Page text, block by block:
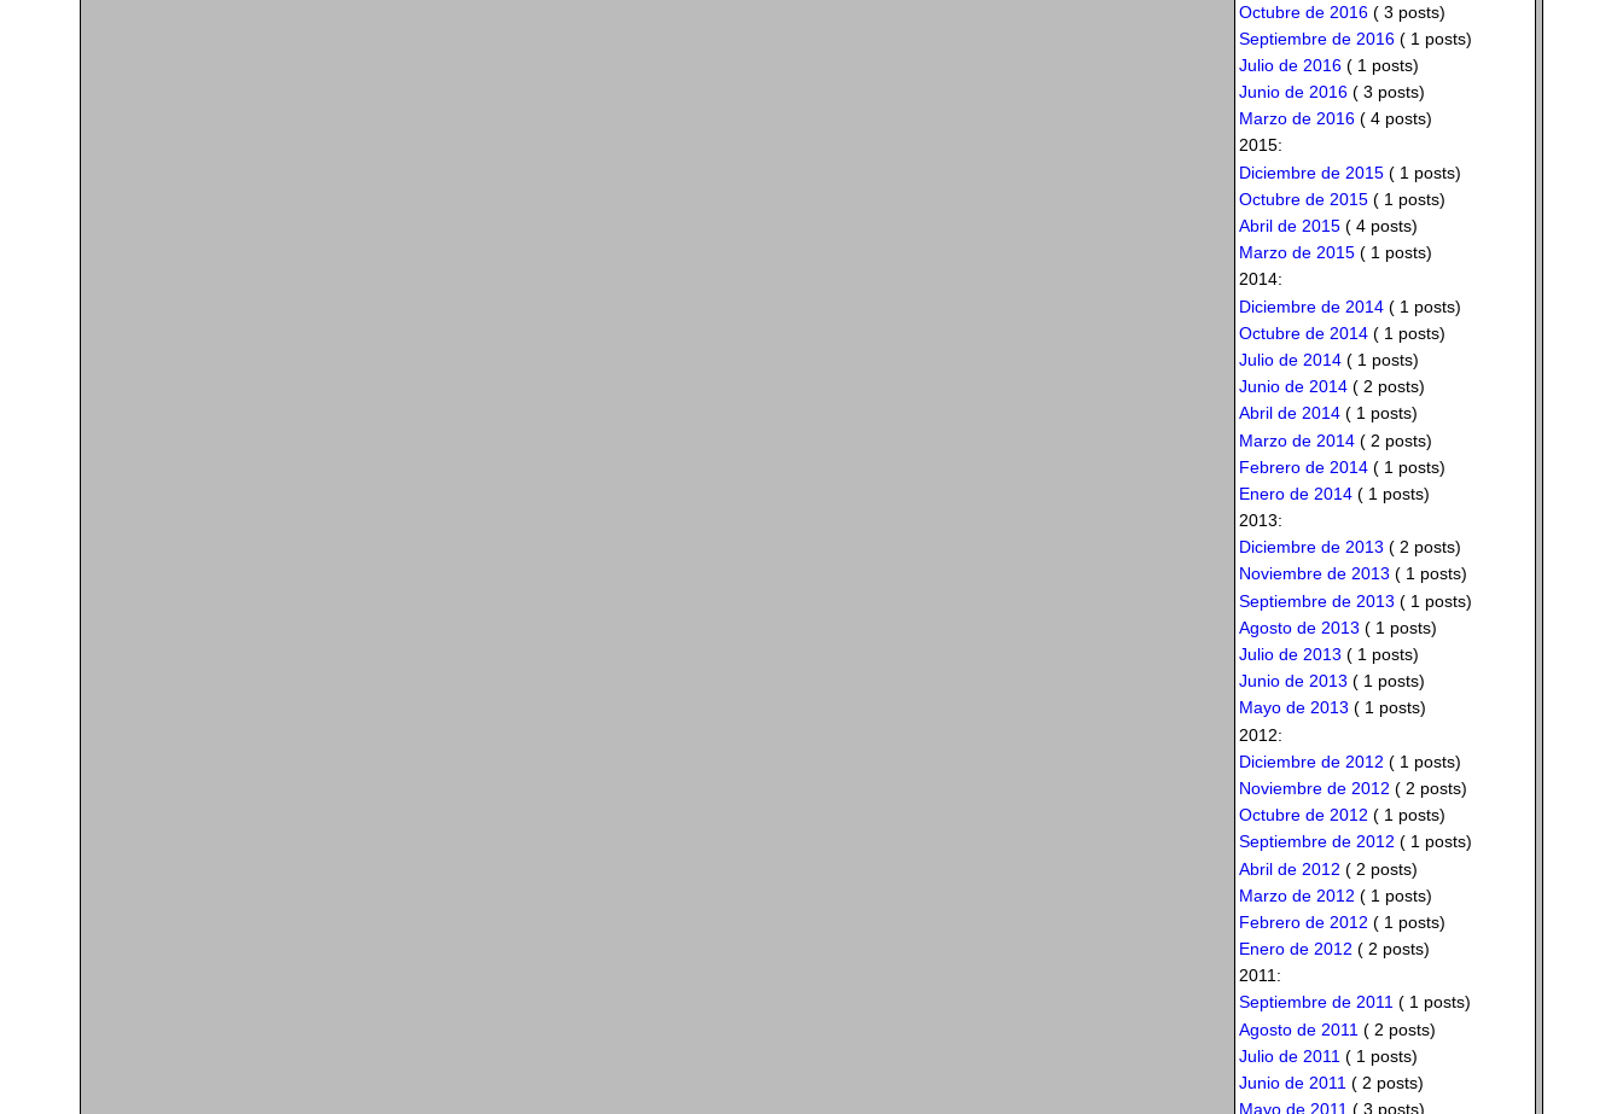
Octubre de 2016( 3 posts)
Septiembre de 2016( 1 posts)
Julio de 2016( 1 posts)
Junio de 2016( 3 posts)
Marzo de 2016( 4 posts)
2015:
Diciembre de 2015( 1 posts)
Octubre de 2015( 1 posts)
Abril de 2015( 4 posts)
Marzo de 2015( 1 posts)
2014:
Diciembre de 2014( 1 posts)
Octubre de 2014( 1 posts)
Julio de 2014( 1 posts)
Junio de 2014( 2 posts)
Abril de 2014( 1 posts)
Marzo de 2014( 2 posts)
Febrero de 2014( 1 posts)
Enero de 2014( 1 posts)
2013:
Diciembre de 2013 ( 2 posts)
Noviembre de 2013 ( 1 posts)
Septiembre de 2013 ( 1 posts)
Agosto de 2013 ( 1 posts)
Julio de 2013 ( 1 posts)
Junio de 2013 ( 1 posts)
Mayo de 2013 ( 1 posts)
2012:
Diciembre de 2012 ( 1 posts)
Noviembre de 2012 ( 2 posts)
Octubre de 2012 ( 1 posts)
Septiembre de 2012 ( 1 posts)
Abril de 2012 ( 2 posts)
Marzo de 2012 ( 1 posts)
Febrero de 2012 ( 1 posts)
Enero de 2012 ( 2 posts)
2011:
Septiembre de 2011( 1 posts)
Agosto de 2011 ( 2 posts)
Julio de 2011 ( 1 posts)
Junio de 2011 ( 2 posts)
Mayo de 2011 ( 3 posts)